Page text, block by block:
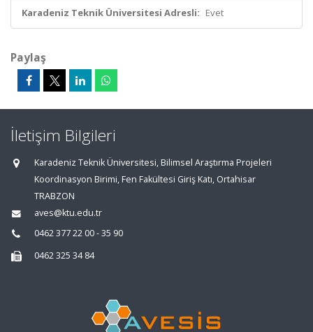
Karadeniz Teknik Üniversitesi Adresli: Evet
Paylaş
İletişim Bilgileri
Karadeniz Teknik Üniversitesi, Bilimsel Araştırma Projeleri
Koordinasyon Birimi, Fen Fakültesi Giriş Katı, Ortahisar
TRABZON
aves@ktu.edu.tr
0462 377 22 00 - 35 90
0462 325 34 84